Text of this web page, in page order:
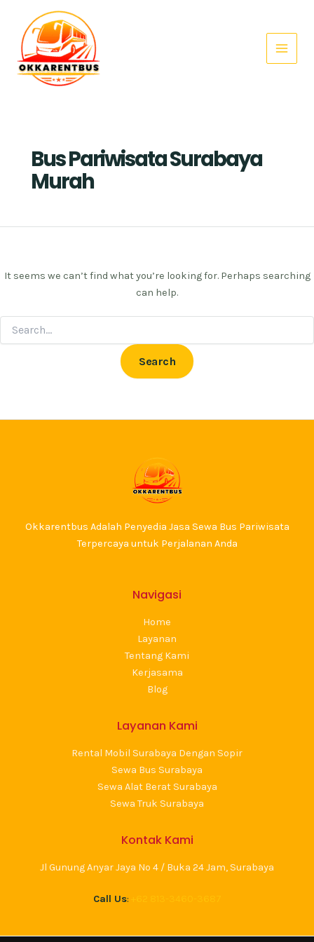
content
Menu
Bus Pariwisata Surabaya
Murah
It seems we can’t find what you’re looking for. Perhaps searching
can help.
Okkarentbus Adalah Penyedia Jasa Sewa Bus Pariwisata
Terpercaya untuk Perjalanan Anda
Navigasi
Home
Layanan
Tentang Kami
Kerjasama
Blog
Layanan Kami
Rental Mobil Surabaya Dengan Sopir
Sewa Bus Surabaya
Sewa Alat Berat Surabaya
Sewa Truk Surabaya
Kontak Kami
Jl Gunung Anyar Jaya No 4 / Buka 24 Jam, Surabaya
Call Us: